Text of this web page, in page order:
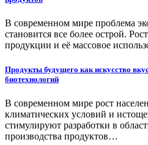
В современном мире проблема
становится все более острой.
продукции и её массовое
Продукты будущего как искусство
биотехнологий
В современном мире рост
климатических условий и
стимулируют разработки в
производства продуктов…